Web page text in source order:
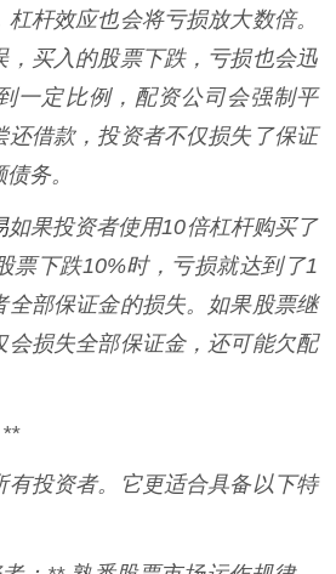
杆效应也会将亏损放大数倍。
，买入的股票下跌，亏损也会迅
一定比例，配资公司会强制平
还借款，投资者不仅损失了保证
务。
如果投资者使用10倍杠杆购买了
票下跌10%时，亏损就达到了1
全部保证金的损失。如果股票继
会损失全部保证金，还可能欠配
有投资者。它更适合具备以下特